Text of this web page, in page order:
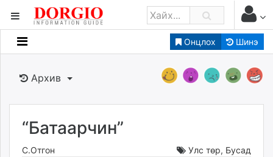
Онцлох Шинэ
Мэдээллийн
Банк санхүү
Бизнес ААН
Төрийн
Архив
“Батаарчин”
С.Отгон Улс төр, Бусад